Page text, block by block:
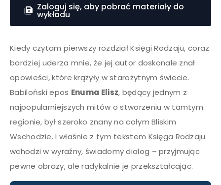
Zaloguj się, aby pobrać materiały do
wykładu
Kiedy czytam pierwszy rozdział Księgi Rodzaju, coraz
bardziej uderza mnie, że jej autor doskonale znał
opowieści, które krążyły w starożytnym świecie.
Babiloński epos Enuma Elisz, będący jednym z
najpopularniejszych mitów o stworzeniu w tamtym
regionie, był szeroko znany na całym Bliskim
Wschodzie. I właśnie z tym tekstem Księga Rodzaju
wchodzi w wyraźny, świadomy dialog – przyjmując
pewne obrazy, ale radykalnie je przekształcając.